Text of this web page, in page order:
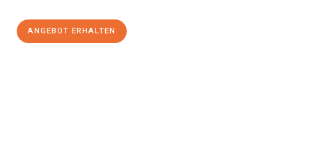
ANGEBOT ERHALTEN